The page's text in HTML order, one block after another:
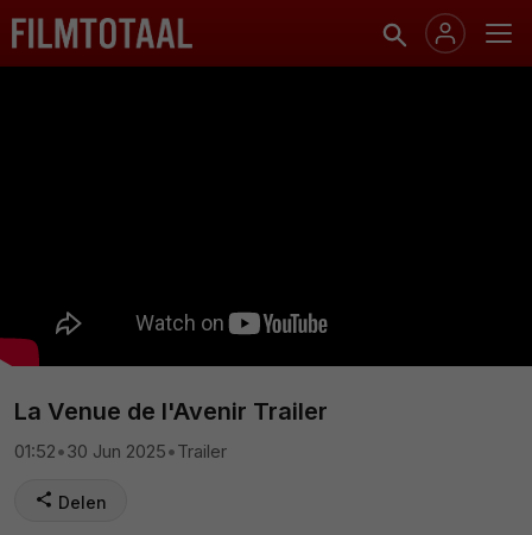
La Venue de l'Avenir Trailer
01:52•30 Jun 2025•Trailer
Delen